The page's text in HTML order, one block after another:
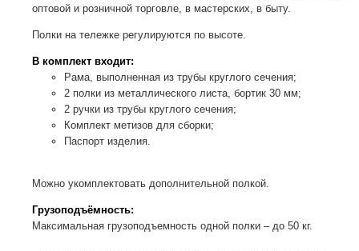
оптовой и розничной торговле, в мастерских, в быту.
Полки на тележке регулируются по высоте.
В комплект входит:
Рама, выполненная из трубы круглого сечения;
2 полки из металлического листа, бортик 30 мм;
2 ручки из трубы круглого сечения;
Комплект метизов для сборки;
Паспорт изделия.
Можно укомплектовать дополнительной полкой.
Грузоподъёмность:
Максимальная грузоподъемность одной полки – до 50 кг.